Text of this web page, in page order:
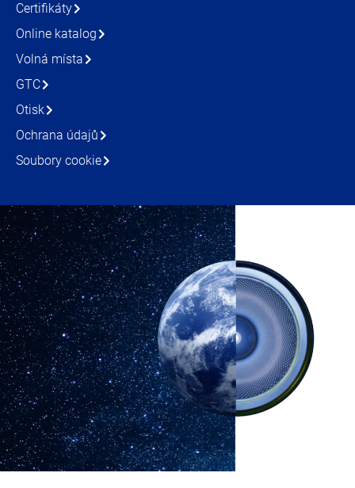
Certifikáty
Online katalog
Volná místa
GTC
Otisk
Ochrana údajů
Soubory cookie